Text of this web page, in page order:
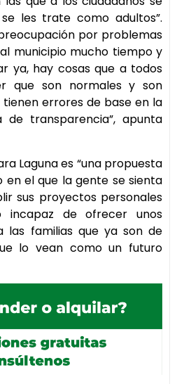
les trate como adultos”.
por problemas
municipio mucho tiempo y
ya, hay cosas que a todos
que son normales y son
errores de base en la
transparencia”, apunta
Laguna es “una propuesta
en el que la gente se sienta
sus proyectos personales
incapaz de ofrecer unos
las familias que ya son de
lo vean como un futuro